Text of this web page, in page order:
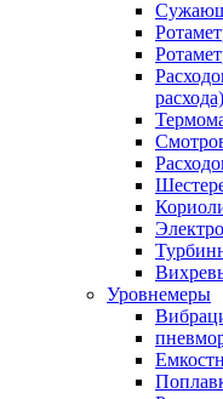
расхода)
Уровнемеры